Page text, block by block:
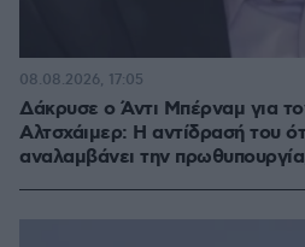
Δάκρυσε ο Άντι Μπέρναμ για
Αλτσχάιμερ: Η αντίδρασή του
αναλαμβάνει την
08.08.2026, 17:05